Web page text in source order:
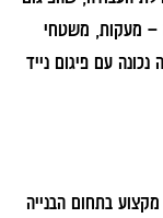
– מעקות, משטחי
עם פיגום נייד
בתחום הבנייה